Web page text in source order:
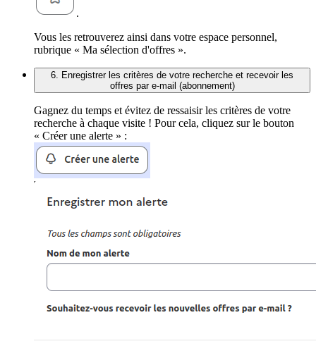
.
Vous les retrouverez ainsi dans votre espace personnel,
rubrique « Ma sélection d'offres ».
6. Enregistrer les critères de votre recherche et recevoir les
offres par e-mail (abonnement)
Gagnez du temps et évitez de ressaisir les critères de votre
recherche à chaque visite ! Pour cela, cliquez sur le bouton
« Créer une alerte » :